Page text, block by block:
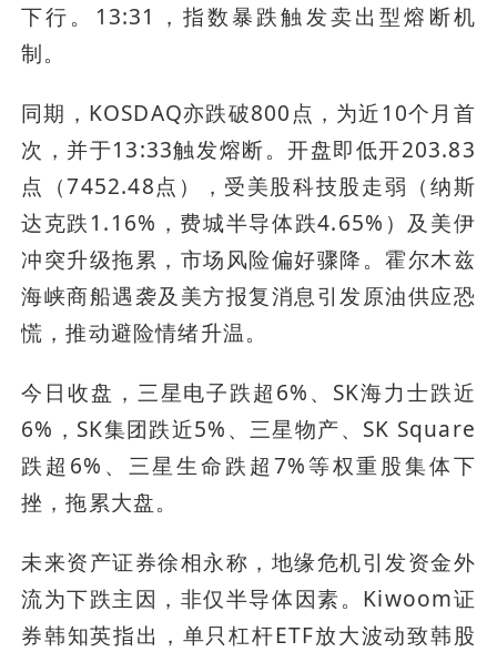
下行。13:31，指数暴跌触发卖出型熔断机
制。
同期，KOSDAQ亦跌破800点，为近10个月首
次，并于13:33触发熔断。开盘即低开203.83
点（7452.48点），受美股科技股走弱（纳斯
达克跌1.16%，费城半导体跌4.65%）及美伊
冲突升级拖累，市场风险偏好骤降。霍尔木兹
海峡商船遇袭及美方报复消息引发原油供应恐
慌，推动避险情绪升温。
今日收盘，三星电子跌超6%、SK海力士跌近
6%，SK集团跌近5%、三星物产、SK Square
跌超6%、三星生命跌超7%等权重股集体下
挫，拖累大盘。
未来资产证券徐相永称，地缘危机引发资金外
流为下跌主因，非仅半导体因素。Kiwoom证
券韩知英指出，单只杠杆ETF放大波动致韩股